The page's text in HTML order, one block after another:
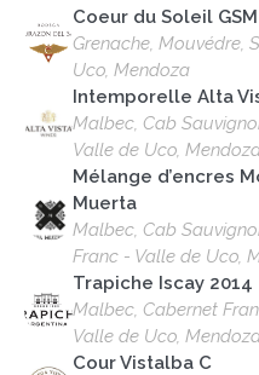
Coeur du Soleil GSM
Grenache, Mouvédre,
Uco, Mendoza
Intemporelle Alta
Malbec, Cab
Valle de Uco,
Mélange d’encres
Muerta
Malbec, Cab
Franc - Valle de Uco,
Trapiche Iscay 2014
Malbec, Cabernet
Valle de Uco,
Cour Vistalba C